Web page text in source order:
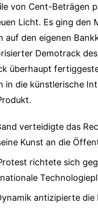
von Cent-Beträgen
Licht. Es ging den
auf den eigenen
Demotrack
überhaupt
in die künstlerische
verteidigte das
Kunst an die
richtete sich
antizipierte